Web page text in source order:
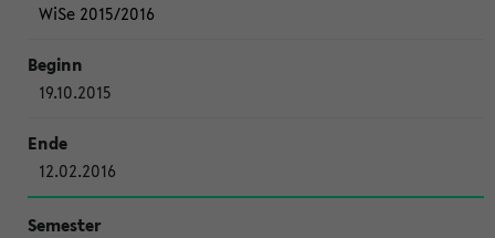
WiSe 2015/2016
19.10.2015
12.02.2016